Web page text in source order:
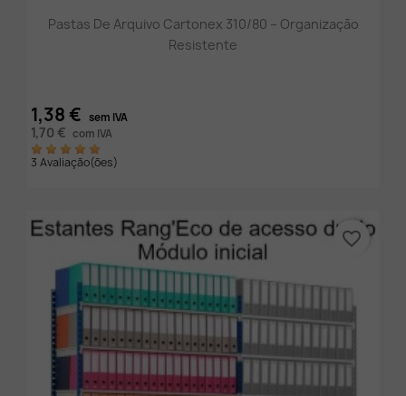
Pastas De Arquivo Cartonex 310/80 – Organização
Resistente
1,38 € sem IVA
1,70 € com IVA
3 Avaliação(ões)
favorite_border